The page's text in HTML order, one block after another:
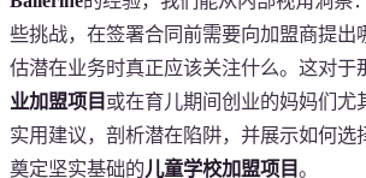
些挑战，在签署合同前需要向加盟商提出
估潜在业务时真正应该关注什么。这对于
业加盟项目 或在育儿期间创业的妈妈们尤
实用建议，剖析潜在陷阱，并展示如何选
奠定坚实基础的儿童学校加盟项目。